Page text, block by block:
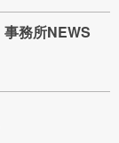
事務所NEWS